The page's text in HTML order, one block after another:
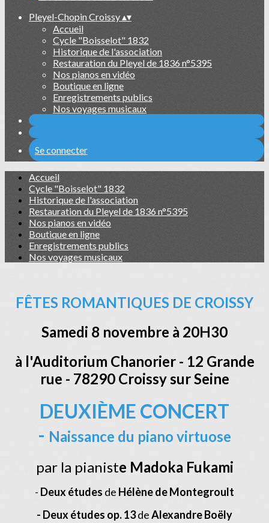
Pleyel-Chopin Croissy▴▾
Accueil
Cycle "Boisselot" 1832
Historique de l'association
Restauration du Pleyel de 1836 n°5395
Nos pianos en vidéo
Boutique en ligne
Enregistrements publics
Nos voyages musicaux
Se connecter
Accueil
Cycle "Boisselot" 1832
Historique de l'association
Restauration du Pleyel de 1836 n°5395
Nos pianos en vidéo
Boutique en ligne
Enregistrements publics
Nos voyages musicaux
FÊTES ROMANTIQUES DE CROISSY
Samedi 8 novembre à 20H30
à l'Auditorium Chanorier - 12 Grande
rue - 78290 Croissy sur Seine
DEUXIÈME CONCERT
- Naissance du piano virtuose
par la pianiste Madoka Fukami
- Deux études de Hélène de Montegroult
- Deux études op. 13deAlexandre Boëly